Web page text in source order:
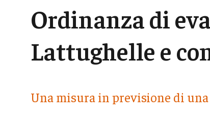
Ordinanza di
Lattughelle e
Una misura in previsione di